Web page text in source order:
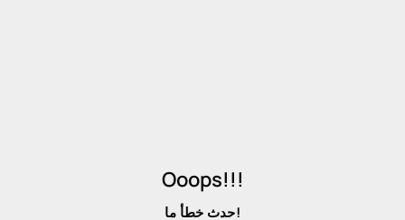
Ooops!!!
حدث خطأ ما!